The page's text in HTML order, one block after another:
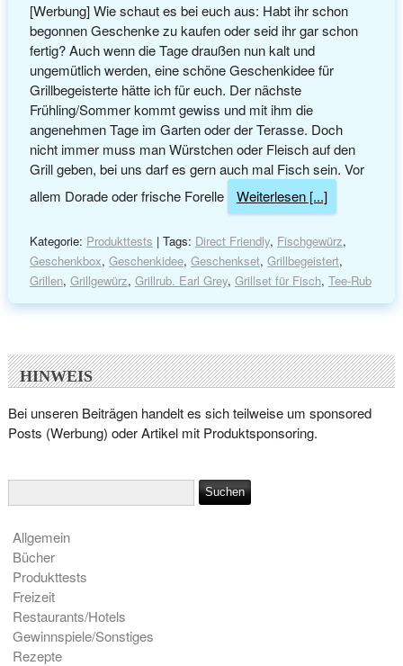
[Werbung] Wie schaut es bei euch aus: Habt ihr schon
begonnen Geschenke zu kaufen oder seid ihr gar schon
fertig? Auch wenn die Tage draußen nun kalt und
ungemütlich werden, eine schöne Geschenkidee für
Grillbegeisterte hätte ich für euch. Der nächste
Frühling/Sommer kommt gewiss und mit ihm die
angenehmen Tage im Garten oder der Terasse. Doch
nicht immer muss man Würstchen oder Fleisch auf den
Grill geben, bei uns darf es gern auch mal Fisch sein. Vor
allem Dorade oder frische Forelle
Weiterlesen [...]
Kategorie: Produkttests | Tags: Direct Friendly, Fischgewürz,
Geschenkbox, Geschenkidee, Geschenkset, Grillbegeistert,
Grillen, Grillgewürz, Grillrub. Earl Grey, Grillset für Fisch, Tee-Rub
HINWEIS
Bei unseren Beiträgen handelt es sich teilweise um sponsored
Posts (Werbung) oder Artikel mit Produktsponsoring.
Allgemein
Bücher
Produkttests
Freizeit
Restaurants/Hotels
Gewinnspiele/Sonstiges
Rezepte